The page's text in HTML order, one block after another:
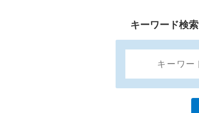
キーワード検索